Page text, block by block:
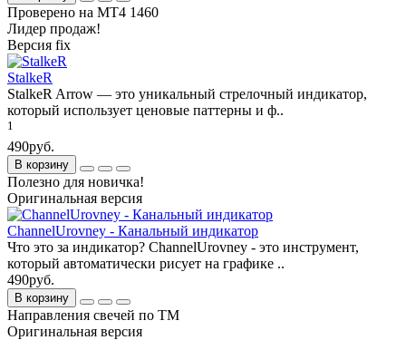
Проверено на МТ4 1460
Лидер продаж!
Версия fix
StalkeR
StalkeR Arrow — это уникальный стрелочный индикатор,
который использует ценовые паттерны и ф..
1
490руб.
В корзину
Полезно для новичка!
Оригинальная версия
ChannelUrovney - Канальный индикатор
Что это за индикатор? ChannelUrovney - это инструмент,
который автоматически рисует на графике ..
490руб.
В корзину
Направления свечей по ТМ
Оригинальная версия